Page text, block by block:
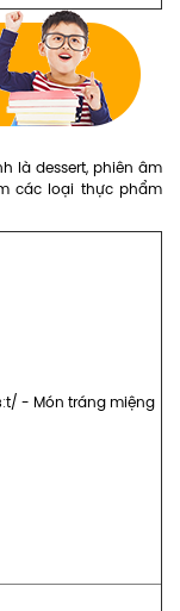
là dessert, phiên âm
các loại thực phẩm
- Món tráng miệng